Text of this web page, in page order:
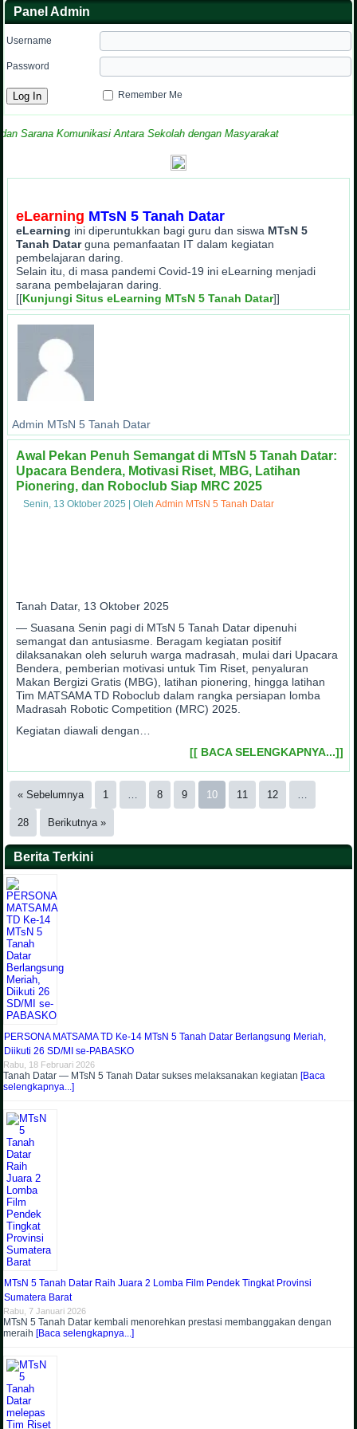
Panel Admin
Username
Password
Remember Me
Komunikasi Antara Sekolah dengan Masyarakat
eLearning MTsN 5 Tanah Datar
eLearning ini diperuntukkan bagi guru dan siswa MTsN 5
Tanah Datarguna pemanfaatan IT dalam kegiatan
pembelajaran daring.
Selain itu, di masa pandemi Covid-19 ini eLearning menjadi
sarana pembelajaran daring.
[[Kunjungi Situs eLearning MTsN 5 Tanah Datar]]
Admin MTsN 5 Tanah Datar
Awal Pekan Penuh Semangat di MTsN 5 Tanah Datar:
Upacara Bendera, Motivasi Riset, MBG, Latihan
Pionering, dan Roboclub Siap MRC 2025
Senin, 13 Oktober 2025 |Oleh Admin MTsN 5 Tanah Datar
Tanah Datar, 13 Oktober 2025
— Suasana Senin pagi di MTsN 5 Tanah Datar dipenuhi
semangat dan antusiasme. Beragam kegiatan positif
dilaksanakan oleh seluruh warga madrasah, mulai dari Upacara
Bendera, pemberian motivasi untuk Tim Riset, penyaluran
Makan Bergizi Gratis (MBG), latihan pionering, hingga latihan
Tim MATSAMA TD Roboclub dalam rangka persiapan lomba
Madrasah Robotic Competition (MRC) 2025.
Kegiatan diawali dengan…
[[ BACA SELENGKAPNYA...]]
« Sebelumnya 1 8 9 10 11 12
28 Berikutnya »
Berita Terkini
PERSONA MATSAMA TD Ke-14 MTsN 5 Tanah Datar Berlangsung Meriah,
Diikuti 26 SD/MI se-PABASKO
Rabu, 18 Februari 2026
Tanah Datar — MTsN 5 Tanah Datar sukses melaksanakan kegiatan[Baca
selengkapnya...]
MTsN 5 Tanah Datar Raih Juara 2 Lomba Film Pendek Tingkat Provinsi
Sumatera Barat
Rabu, 7 Januari 2026
MTsN 5 Tanah Datar kembali menorehkan prestasi membanggakan dengan
meraih[Baca selengkapnya...]